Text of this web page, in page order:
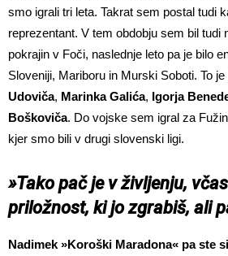
smo igrali tri leta. Takrat sem postal tudi
reprezentant. V tem obdobju sem bil tudi
pokrajin v Foči, naslednje leto pa je bilo
Sloveniji, Mariboru in Murski Soboti. To
Udoviča, Marinka Galića, Igorja
Boškoviča. Do vojske sem igral za
kjer smo bili v drugi slovenski ligi.
»Tako pač je v življenju,
priložnost, ki jo zgrabiš, ali
Nadimek »Koroški Maradona« pa ste